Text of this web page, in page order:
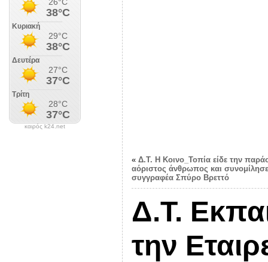
καιρός k24.net
« Δ.Τ. Η Κοινο_Τοπία είδε την
αόριστος άνθρωπος και
συγγραφέα Σπύρο Βρεττό
Δ.Τ.
την